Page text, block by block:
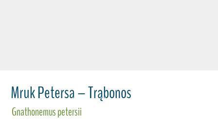
Mruk Petersa – Trąbonos
Gnathonemus petersii